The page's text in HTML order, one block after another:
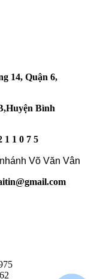
14, Quận 6,
Bình
1 0 7 5
Võ Văn Vân